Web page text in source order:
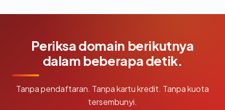
Periksa domain berikutnya
dalam beberapa detik.
Tanpa pendaftaran. Tanpa kartu kredit. Tanpa kuota
tersembunyi.